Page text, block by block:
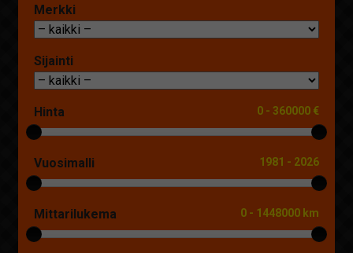
Merkki
Sijainti
0 -360000 €
Hinta
1981 - 2026
Vuosimalli
0 - 1448000 km
Mittarilukema